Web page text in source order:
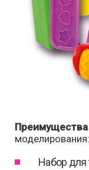
Преимущества
моделирования:
Набор для